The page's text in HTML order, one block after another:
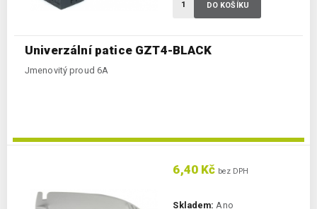
Univerzální patice GZT4-BLACK
Jmenovitý proud 6A
DO KOŠÍKU
6,40 Kč bez DPH
Skladem: Ano